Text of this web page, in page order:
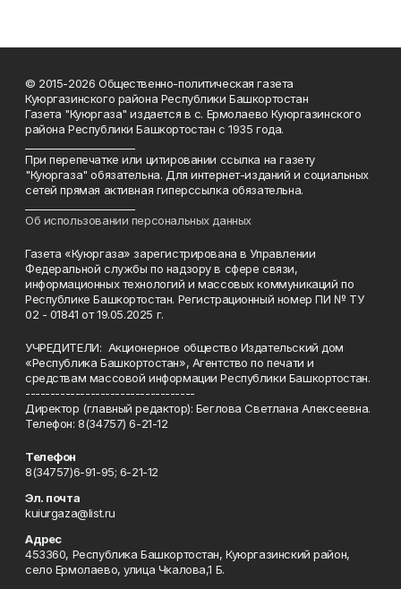
© 2015-2026 Общественно-политическая газета
Куюргазинского района Республики Башкортостан
Газета "Куюргаза" издается в с. Ермолаево Куюргазинского
района Республики Башкортостан с 1935 года.
При перепечатке или цитировании ссылка на газету
"Куюргаза" обязательна. Для интернет-изданий и социальных
сетей прямая активная гиперссылка обязательна.
Об использовании персональных данных
Газета «Куюргаза» зарегистрирована в Управлении
Федеральной службы по надзору в сфере связи,
информационных технологий и массовых коммуникаций по
Республике Башкортостан. Регистрационный номер ПИ № ТУ
02 - 01841 от 19.05.2025 г.
УЧРЕДИТЕЛИ: Акционерное общество Издательский дом
«Республика Башкортостан», Агентство по печати и
средствам массовой информации Республики Башкортостан.
----------------------------------
Директор (главный редактор): Беглова Светлана Алексеевна.
Телефон: 8(34757) 6-21-12
Телефон
8(34757)6-91-95; 6-21-12
Эл. почта
kuiurgaza@list.ru
Адрес
453360, Республика Башкортостан, Куюргазинский район,
село Ермолаево, улица Чкалова,1 Б.